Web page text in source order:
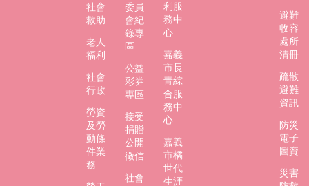
社會
救助
老人
福利
社會
行政
勞資
及勞
動條
件業
務
委員
會紀
錄專
區
公益
彩券
專區
接受
捐贈
公開
徵信
社會
利服
務中
心
嘉義
市長
青綜
合服
務中
心
嘉義
市橘
世代
生涯
避難
收容
處所
清冊
疏散
避難
資訊
防災
電子
圖資
災害